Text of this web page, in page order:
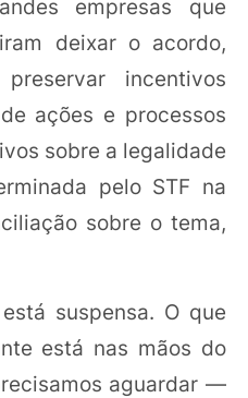
empresas que
deixar o acordo,
incentivos
ações e processos
sobre a legalidade
pelo STF na
sobre o tema,
suspensa. O que
está nas mãos do
aguardar —